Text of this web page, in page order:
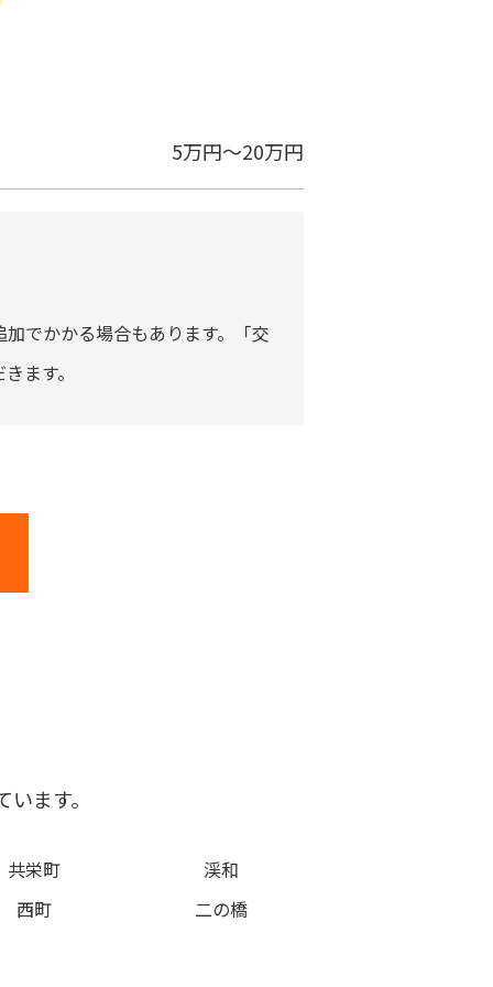
5万円～20万円
でかかる場合もあります。「交
ます。
ます。
共栄町
渓和
西町
二の橋